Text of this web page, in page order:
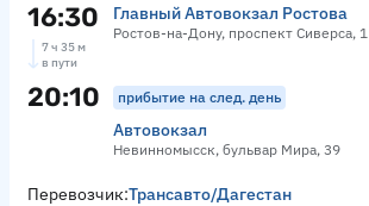
16:30 Главный Автовокзал Ростова
Ростов-на-Дону, проспект Сиверса, 1
7 ч 35 м
в пути
20:10 прибытие на след. день
Автовокзал
Невинномысск, бульвар Мира, 39
Перевозчик:Трансавто/Дагестан